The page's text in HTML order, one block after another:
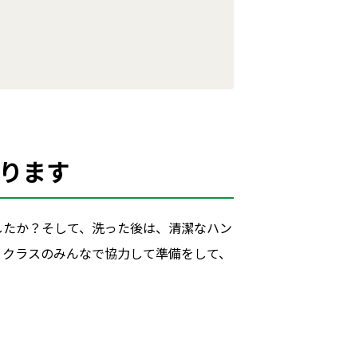
ます
か？そして、洗った後は、清潔なハン
ラスのみんなで協力して準備をして、